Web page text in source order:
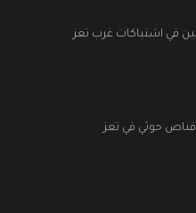
قناص حوثي في تعز